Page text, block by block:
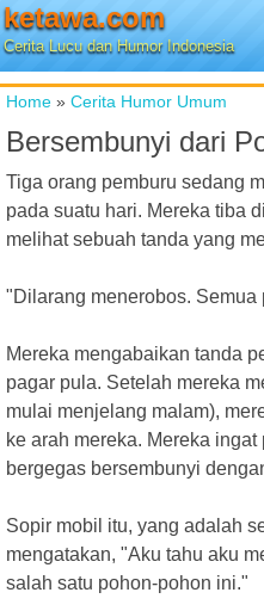
ketawa.com
Cerita Lucu dan Humor Indonesia
Home » Cerita Humor Umum
Bersembunyi dari
Tiga orang pemburu sedang
pada suatu hari. Mereka tiba
melihat sebuah tanda yang
"Dilarang menerobos.
Mereka mengabaikan tanda
pagar pula. Setelah mereka
mulai menjelang malam),
ke arah mereka. Mereka
bergegas bersembunyi
Sopir mobil itu, yang adalah
mengatakan, "Aku tahu aku
salah satu pohon-pohon ini."